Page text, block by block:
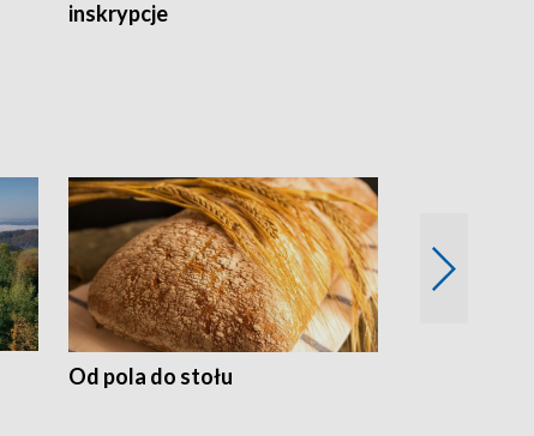
inskrypcje
Od pola do stołu